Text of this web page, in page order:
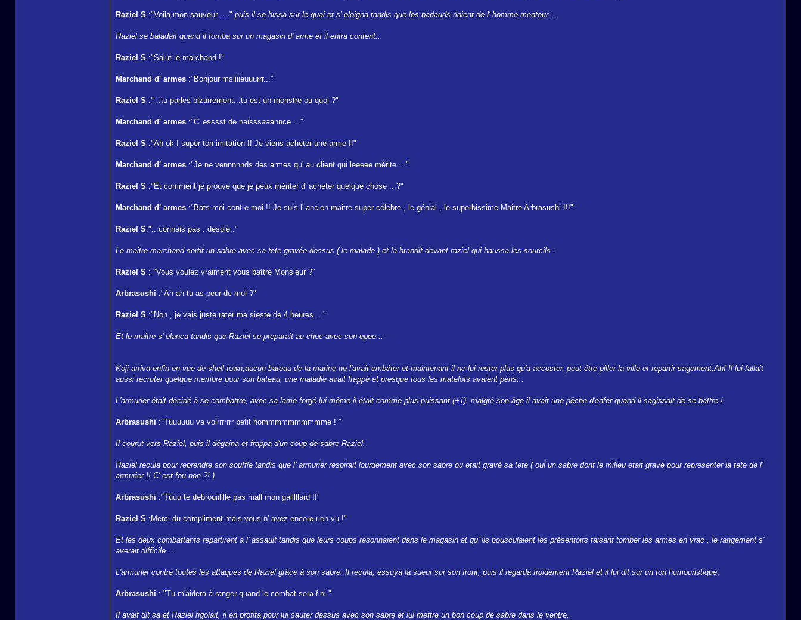
Raziel S :"Voila mon sauveur ...." puis il se hissa sur le quai et s' eloigna tandis que les badauds riaient de l' homme menteur....
Raziel se baladait quand il tomba sur un magasin d' arme et il entra content...
Raziel S :"Salut le marchand !"
Marchand d' armes :"Bonjour msiiiieuuurrr..."
Raziel S :" ..tu parles bizarrement...tu est un monstre ou quoi ?"
Marchand d' armes :"C' esssst de naisssaaannce ..."
Raziel S :"Ah ok ! super ton imitation !! Je viens acheter une arme !!"
Marchand d' armes :"Je ne vennnnnds des armes qu' au client qui leeeee mérite ..."
Raziel S :"Et comment je prouve que je peux mériter d' acheter quelque chose ...?"
Marchand d' armes :"Bats-moi contre moi !! Je suis l' ancien maitre super célébre , le génial , le superbissime Maitre Arbrasushi !!!"
Raziel S:"...connais pas ..desolé.."
Le maitre-marchand sortit un sabre avec sa tete gravée dessus ( le malade ) et la brandit devant raziel qui haussa les sourcils..
Raziel S : "Vous voulez vraiment vous battre Monsieur ?"
Arbrasushi :"Ah ah tu as peur de moi ?"
Raziel S :"Non , je vais juste rater ma sieste de 4 heures... "
Et le maitre s' elanca tandis que Raziel se preparait au choc avec son epee...
Koji arriva enfin en vue de shell town,aucun bateau de la marine ne l'avait embéter et maintenant il ne lui rester plus qu'a accoster, peut étre piller la ville et repartir sagement.Ah! Il lui fallait
aussi recruter quelque membre pour son bateau, une maladie avait frappé et presque tous les matelots avaient péris...
L'armurier était décidé à se combattre, avec sa lame forgé lui même il était comme plus puissant (+1), malgré son âge il avait une pêche d'enfer quand il sagissait de se battre !
Arbrasushi :"Tuuuuuu va voirrrrrrr petit hommmmmmmmmme ! "
Il courut vers Raziel, puis il dégaina et frappa d'un coup de sabre Raziel.
Raziel recula pour reprendre son souffle tandis que l' armurier respirait lourdement avec son sabre ou etait gravé sa tete ( oui un sabre dont le milieu etait gravé pour representer la tete de l'
armurier !! C' est fou non ?! )
Arbrasushi :"Tuuu te debrouiilllle pas mall mon gaillllard !!"
Raziel S :Merci du compliment mais vous n' avez encore rien vu !"
Et les deux combattants repartirent a l' assault tandis que leurs coups resonnaient dans le magasin et qu' ils bousculaient les présentoirs faisant tomber les armes en vrac , le rangement s'
averait difficile....
L'armurier contre toutes les attaques de Raziel grâce à son sabre. Il recula, essuya la sueur sur son front, puis il regarda froidement Raziel et il lui dit sur un ton humouristique.
Arbrasushi : "Tu m'aidera à ranger quand le combat sera fini."
Il avait dit sa et Raziel rigolait, il en profita pour lui sauter dessus avec son sabre et lui mettre un bon coup de sabre dans le ventre.